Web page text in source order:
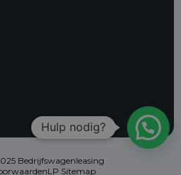
Bedrijfswagenleasing
LP Sitemap
Hulp nodig?